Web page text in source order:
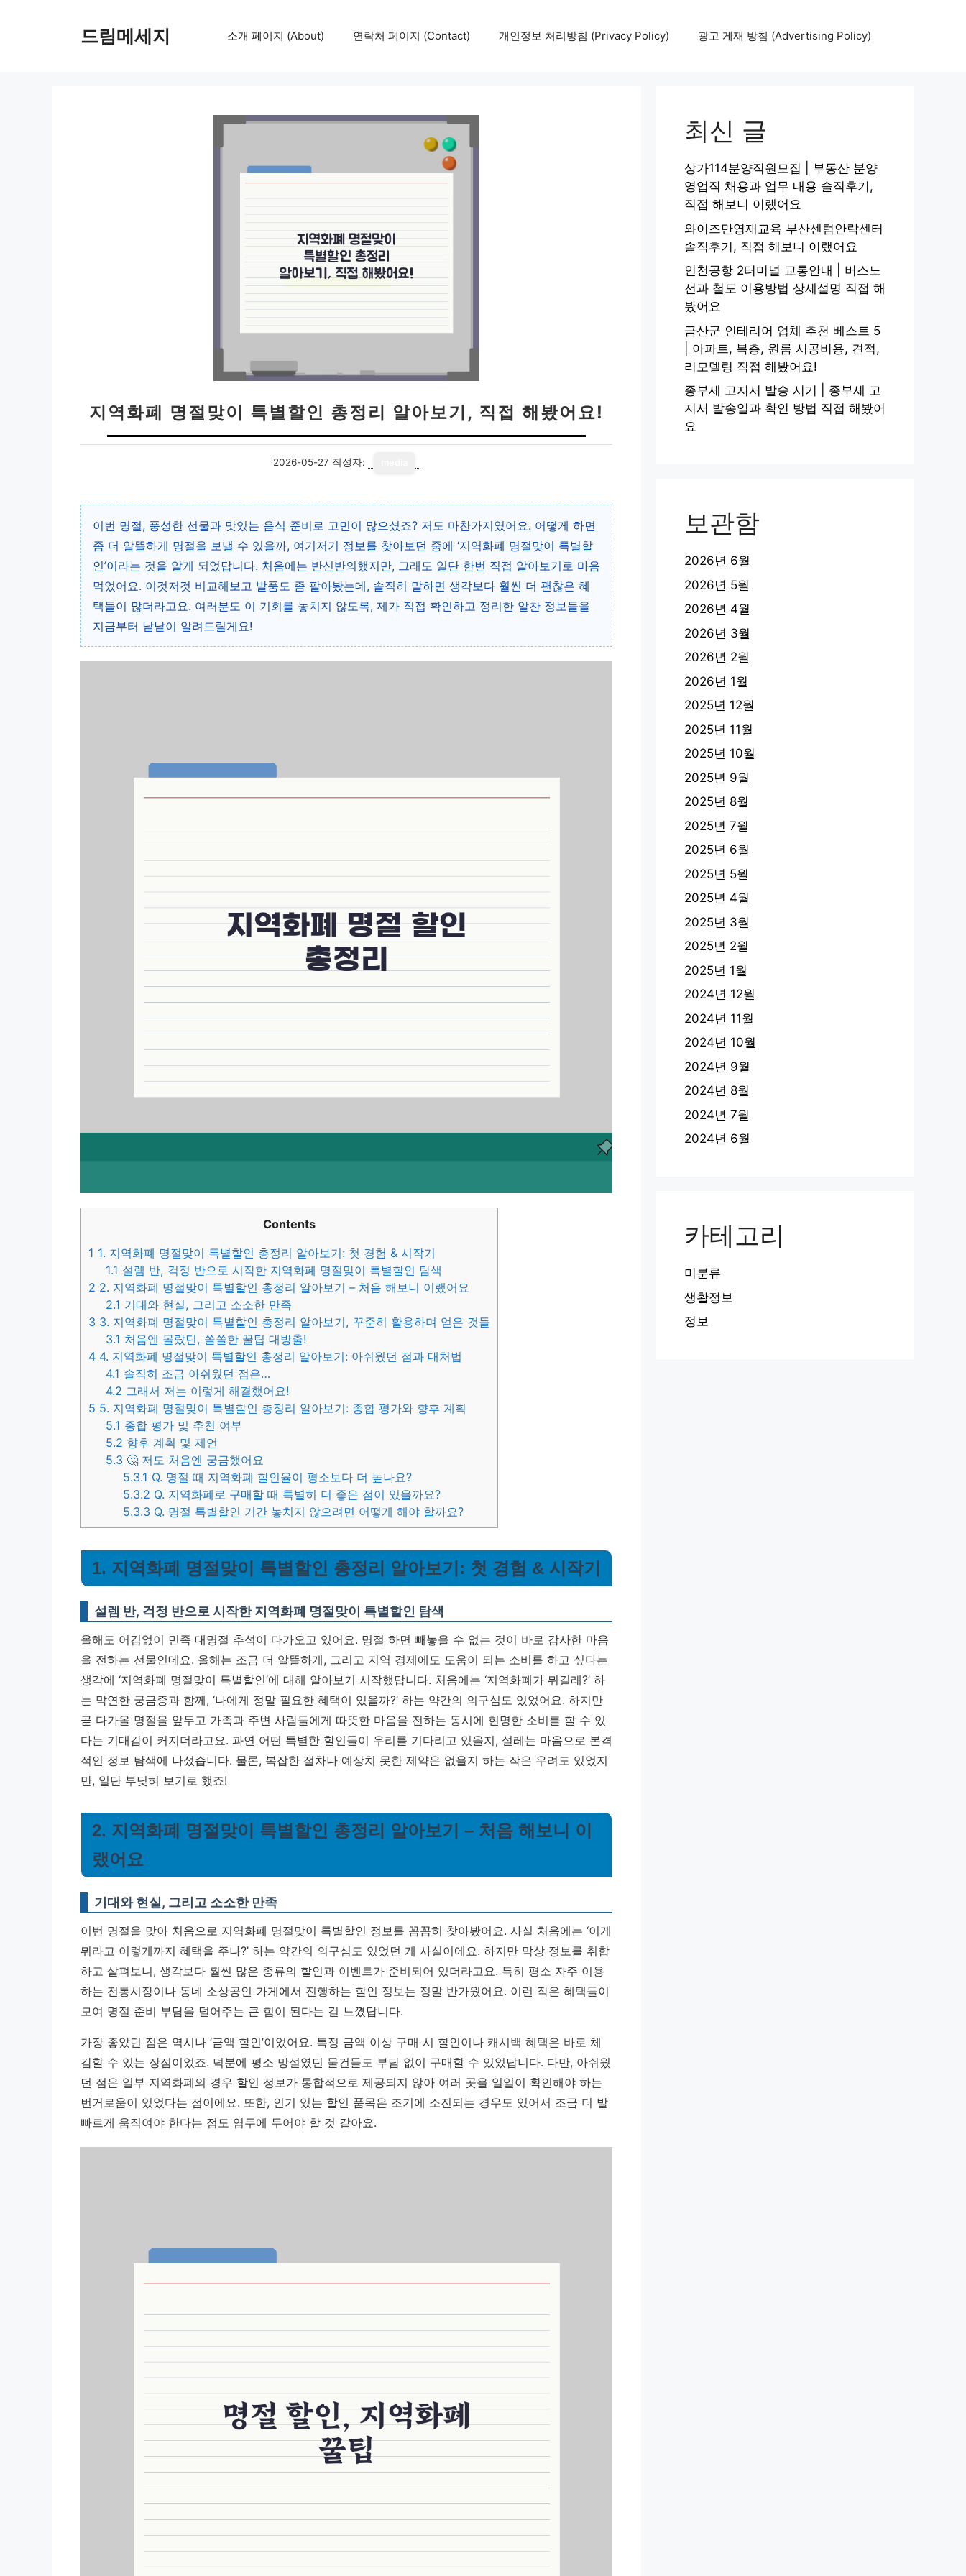
드림메세지 소개 페이지 (About) 연락처 페이지 (Contact) 개인정보 처리방침 (Privacy Policy) 광고 게재 방침 (Advertising Policy)
지역화폐 명절맞이 특별할인 총정리 알아보기, 직접 해봤어요!
2026-05-27 작성자:
이번 명절, 풍성한 선물과 맛있는 음식 준비로 고민이 많으셨죠? 저도 마찬가지였어요. 어떻게 하면
좀 더 알뜰하게 명절을 보낼 수 있을까, 여기저기 정보를 찾아보던 중에 ‘지역화폐 명절맞이 특별할
인’이라는 것을 알게 되었답니다. 처음에는 반신반의했지만, 그래도 일단 한번 직접 알아보기로 마음
먹었어요. 이것저것 비교해보고 발품도 좀 팔아봤는데, 솔직히 말하면 생각보다 훨씬 더 괜찮은 혜
택들이 많더라고요. 여러분도 이 기회를 놓치지 않도록, 제가 직접 확인하고 정리한 알찬 정보들을
지금부터 낱낱이 알려드릴게요!
Contents
1 1. 지역화폐 명절맞이 특별할인 총정리 알아보기: 첫 경험 & 시작기
1.1 설렘 반, 걱정 반으로 시작한 지역화폐 명절맞이 특별할인 탐색
2 2. 지역화폐 명절맞이 특별할인 총정리 알아보기 – 처음 해보니 이랬어요
2.1 기대와 현실, 그리고 소소한 만족
3 3. 지역화폐 명절맞이 특별할인 총정리 알아보기, 꾸준히 활용하며 얻은 것들
3.1 처음엔 몰랐던, 쏠쏠한 꿀팁 대방출!
4 4. 지역화폐 명절맞이 특별할인 총정리 알아보기: 아쉬웠던 점과 대처법
4.1 솔직히 조금 아쉬웠던 점은…
4.2 그래서 저는 이렇게 해결했어요!
5 5. 지역화폐 명절맞이 특별할인 총정리 알아보기: 종합 평가와 향후 계획
5.1 종합 평가 및 추천 여부
5.2 향후 계획 및 제언
5.3 🤔 저도 처음엔 궁금했어요
5.3.1 Q. 명절 때 지역화폐 할인율이 평소보다 더 높나요?
5.3.2 Q. 지역화폐로 구매할 때 특별히 더 좋은 점이 있을까요?
5.3.3 Q. 명절 특별할인 기간 놓치지 않으려면 어떻게 해야 할까요?
1. 지역화폐 명절맞이 특별할인 총정리 알아보기: 첫 경험 & 시작기
설렘 반, 걱정 반으로 시작한 지역화폐 명절맞이 특별할인 탐색
올해도 어김없이 민족 대명절 추석이 다가오고 있어요. 명절 하면 빼놓을 수 없는 것이 바로 감사한 마음
을 전하는 선물인데요. 올해는 조금 더 알뜰하게, 그리고 지역 경제에도 도움이 되는 소비를 하고 싶다는
생각에 ‘지역화폐 명절맞이 특별할인’에 대해 알아보기 시작했답니다. 처음에는 ‘지역화폐가 뭐길래?’ 하
는 막연한 궁금증과 함께, ‘나에게 정말 필요한 혜택이 있을까?’ 하는 약간의 의구심도 있었어요. 하지만
곧 다가올 명절을 앞두고 가족과 주변 사람들에게 따뜻한 마음을 전하는 동시에 현명한 소비를 할 수 있
다는 기대감이 커지더라고요. 과연 어떤 특별한 할인들이 우리를 기다리고 있을지, 설레는 마음으로 본격
적인 정보 탐색에 나섰습니다. 물론, 복잡한 절차나 예상치 못한 제약은 없을지 하는 작은 우려도 있었지
만, 일단 부딪혀 보기로 했죠!
2. 지역화폐 명절맞이 특별할인 총정리 알아보기 – 처음 해보니 이
랬어요
기대와 현실, 그리고 소소한 만족
이번 명절을 맞아 처음으로 지역화폐 명절맞이 특별할인 정보를 꼼꼼히 찾아봤어요. 사실 처음에는 ‘이게
뭐라고 이렇게까지 혜택을 주나?’ 하는 약간의 의구심도 있었던 게 사실이에요. 하지만 막상 정보를 취합
하고 살펴보니, 생각보다 훨씬 많은 종류의 할인과 이벤트가 준비되어 있더라고요. 특히 평소 자주 이용
하는 전통시장이나 동네 소상공인 가게에서 진행하는 할인 정보는 정말 반가웠어요. 이런 작은 혜택들이
모여 명절 준비 부담을 덜어주는 큰 힘이 된다는 걸 느꼈답니다.
가장 좋았던 점은 역시나 ‘금액 할인’이었어요. 특정 금액 이상 구매 시 할인이나 캐시백 혜택은 바로 체
감할 수 있는 장점이었죠. 덕분에 평소 망설였던 물건들도 부담 없이 구매할 수 있었답니다. 다만, 아쉬웠
던 점은 일부 지역화폐의 경우 할인 정보가 통합적으로 제공되지 않아 여러 곳을 일일이 확인해야 하는
번거로움이 있었다는 점이에요. 또한, 인기 있는 할인 품목은 조기에 소진되는 경우도 있어서 조금 더 발
빠르게 움직여야 한다는 점도 염두에 두어야 할 것 같아요.
최신 글
상가114분양직원모집 | 부동산 분양
영업직 채용과 업무 내용 솔직후기,
직접 해보니 이랬어요
와이즈만영재교육 부산센텀안락센터
솔직후기, 직접 해보니 이랬어요
인천공항 2터미널 교통안내 | 버스노
선과 철도 이용방법 상세설명 직접 해
봤어요
금산군 인테리어 업체 추천 베스트 5
| 아파트, 복층, 원룸 시공비용, 견적,
리모델링 직접 해봤어요!
종부세 고지서 발송 시기 | 종부세 고
지서 발송일과 확인 방법 직접 해봤어
요
보관함
2026년 6월
2026년 5월
2026년 4월
2026년 3월
2026년 2월
2026년 1월
2025년 12월
2025년 11월
2025년 10월
2025년 9월
2025년 8월
2025년 7월
2025년 6월
2025년 5월
2025년 4월
2025년 3월
2025년 2월
2025년 1월
2024년 12월
2024년 11월
2024년 10월
2024년 9월
2024년 8월
2024년 7월
2024년 6월
카테고리
미분류
생활정보
정보